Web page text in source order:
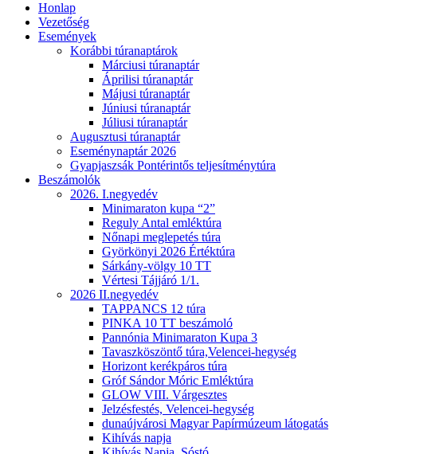
Honlap
Vezetőség
Események
Korábbi túranaptárok
Márciusi túranaptár
Áprilisi túranaptár
Májusi túranaptár
Júniusi túranaptár
Júliusi túranaptár
Augusztusi túranaptár
Eseménynaptár 2026
Gyapjaszsák Pontérintős teljesítménytúra
Beszámolók
2026. I.negyedév
Minimaraton kupa “2”
Reguly Antal emléktúra
Nőnapi meglepetés túra
Györkönyi 2026 Értéktúra
Sárkány-völgy 10 TT
Vértesi Tájjáró 1/1.
2026 II.negyedév
TAPPANCS 12 túra
PINKA 10 TT beszámoló
Pannónia Minimaraton Kupa 3
Tavaszköszöntő túra,Velencei-hegység
Horizont kerékpáros túra
Gróf Sándor Móric Emléktúra
GLOW VIII. Várgesztes
Jelzésfestés, Velencei-hegység
dunaújvárosi Magyar Papírmúzeum látogatás
Kihívás napja